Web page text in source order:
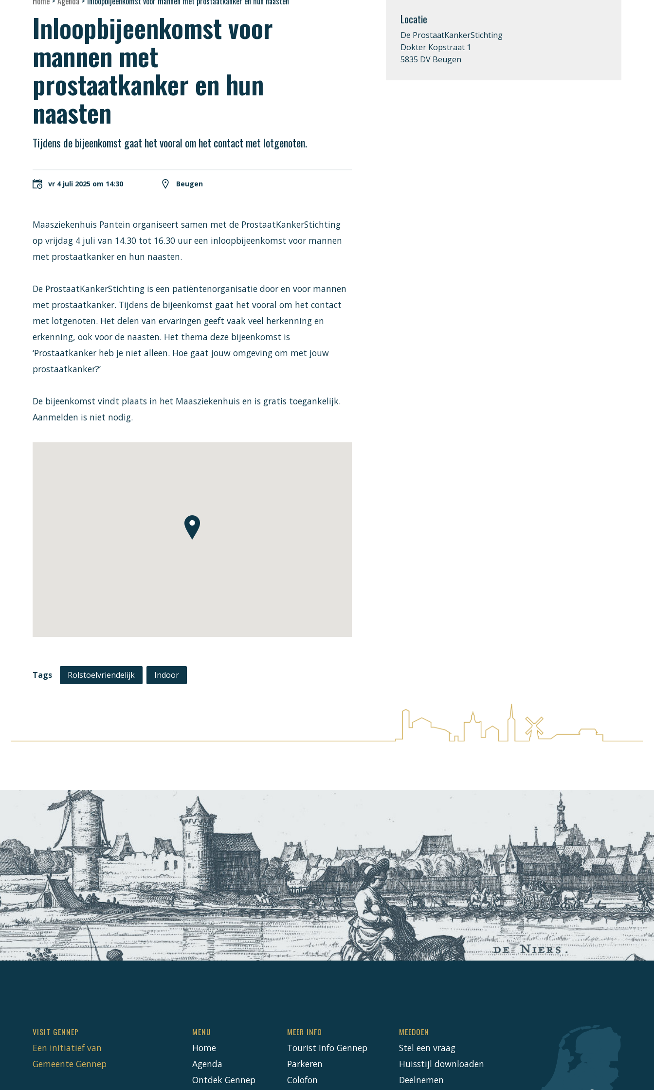
Inloopbijeenkomst voor
mannen met
prostaatkanker en hun
naasten
Tijdens de bijeenkomst gaat het vooral om het contact met lotgenoten.
vr 4 juli 2025 om 14:30 Beugen
Maasziekenhuis Pantein organiseert samen met de ProstaatKankerStichting
op vrijdag 4 juli van 14.30 tot 16.30 uur een inloopbijeenkomst voor mannen
met prostaatkanker en hun naasten.
De ProstaatKankerStichting is een patiëntenorganisatie door en voor mannen
met prostaatkanker. Tijdens de bijeenkomst gaat het vooral om het contact
met lotgenoten. Het delen van ervaringen geeft vaak veel herkenning en
erkenning, ook voor de naasten. Het thema deze bijeenkomst is
‘Prostaatkanker heb je niet alleen. Hoe gaat jouw omgeving om met jouw
prostaatkanker?’
De bijeenkomst vindt plaats in het Maasziekenhuis en is gratis toegankelijk.
Aanmelden is niet nodig.
Tags Rolstoelvriendelijk Indoor
Locatie
De ProstaatKankerStichting
Dokter Kopstraat 1
5835 DV Beugen
VISIT GENNEP
Een initiatief van
Gemeente Gennep
MENU
Home
Agenda
Ontdek Gennep
MEER INFO
Tourist Info Gennep
Parkeren
Colofon
MEEDOEN
Stel een vraag
Huisstijl downloaden
Deelnemen